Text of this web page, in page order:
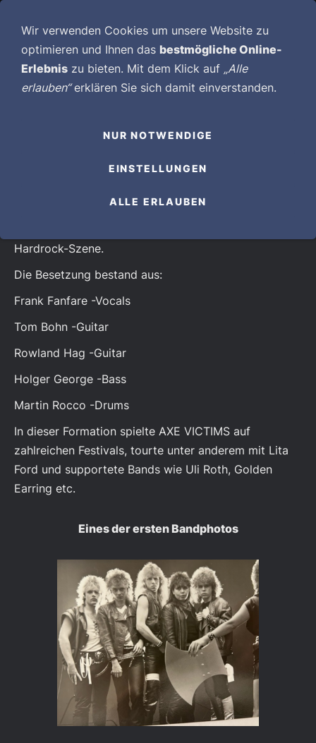
Longplayer "Another Victim" beim belgischen Label
innerhalb kürzester Zeit zu einer der kultigsten Bands
Hardrock-Szene.
Die Besetzung bestand aus:
Frank Fanfare -Vocals
Tom Bohn -Guitar
Rowland Hag -Guitar
Holger George -Bass
Martin Rocco -Drums
In dieser Formation spielte AXE VICTIMS auf
zahlreichen Festivals, tourte unter anderem mit Lita
Ford und supportete Bands wie Uli Roth, Golden
Earring etc.
Eines der ersten Bandphotos
Wir verwenden Cookies um unsere Website zu
optimieren und Ihnen das bestmögliche Online-
Erlebnis zu bieten. Mit dem Klick auf „Alle
erlauben“erklären Sie sich damit einverstanden.
NUR NOTWENDIGE
EINSTELLUNGEN
ALLE ERLAUBEN